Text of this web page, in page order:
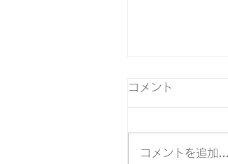
コメント
コメントを追加…